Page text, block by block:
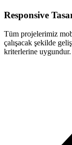
Responsive
Tüm projelerimiz
çalışacak şekilde
kriterlerine uygundur.